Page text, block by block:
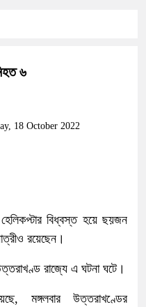
৬
18 October 2022
বিধ্বস্ত হয়ে ছয়জন
রয়েছেন।
রাজ্যে এ ঘটনা ঘটে।
মঙ্গলবার উত্তরাখণ্ডের